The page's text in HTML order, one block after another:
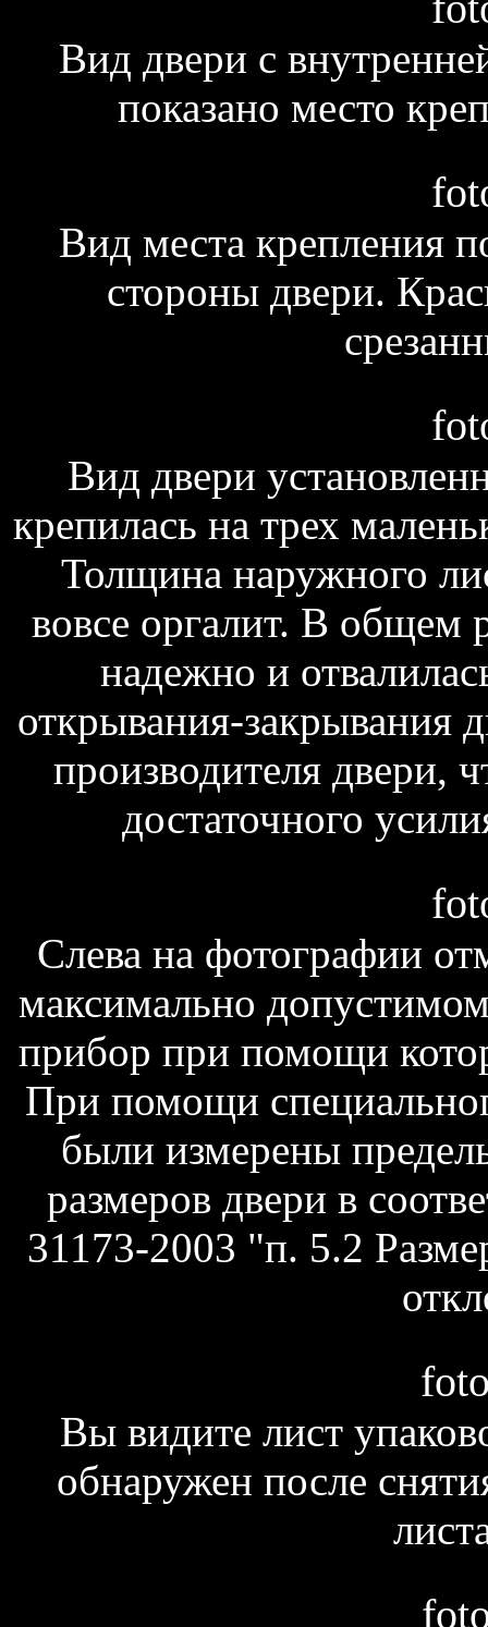
Вид двери с
показано место
Вид места крепления
стороны двери.
Вид двери
крепилась на трех
Толщина наружного
вовсе оргалит. В общем
надежно и
открывания-закрывания
производителя двери,
достаточного
Слева на фотографии
максимально
прибор при помощи
При помощи
были измерены
размеров двери в
31173-2003 "п. 5.2
Вы видите лист
обнаружен после